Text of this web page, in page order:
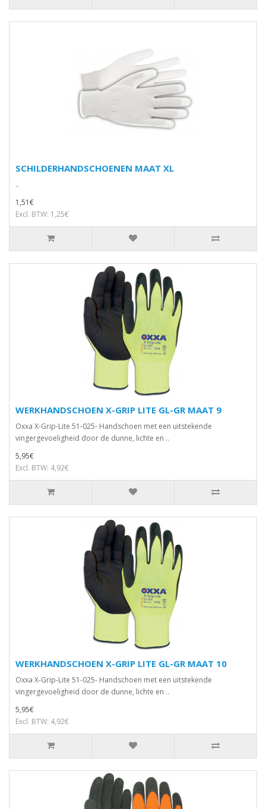
SCHILDERHANDSCHOENEN MAAT XL
..
1,51€
Excl. BTW: 1,25€
WERKHANDSCHOEN X-GRIP LITE GL-GR MAAT 9
Oxxa X-Grip-Lite 51-025- Handschoen met een uitstekende
vingergevoeligheid door de dunne, lichte en ..
5,95€
Excl. BTW: 4,92€
WERKHANDSCHOEN X-GRIP LITE GL-GR MAAT 10
Oxxa X-Grip-Lite 51-025- Handschoen met een uitstekende
vingergevoeligheid door de dunne, lichte en ..
5,95€
Excl. BTW: 4,92€